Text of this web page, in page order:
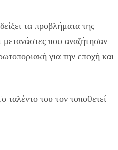
τα προβλήματα της
που αναζήτησαν
για την εποχή και
του τον τοποθετεί